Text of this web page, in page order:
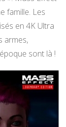
famille. Les
en 4K Ultra
armes,
sont là !